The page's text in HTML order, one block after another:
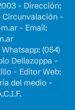
- Dirección:
Circunvalación -
- Email:
Whatsapp: (054)
Dellazoppa -
- Editor Web:
del medio -